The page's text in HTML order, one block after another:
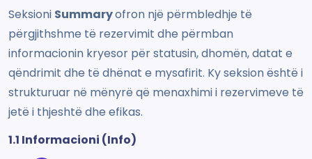
Seksioni Summaryofron një përmbledhje të
përgjithshme të rezervimit dhe përmban
informacionin kryesor për statusin, dhomën, datat e
qëndrimit dhe të dhënat e mysafirit. Ky seksion është i
strukturuar në mënyrë që menaxhimi i rezervimeve të
jetë i thjeshtë dhe efikas.
1.1 Informacioni (Info)